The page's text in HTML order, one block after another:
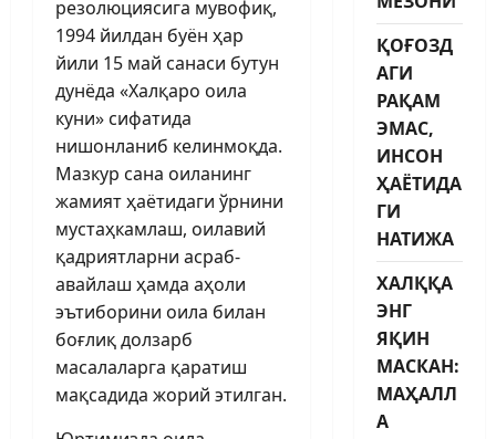
резолюциясига мувофиқ,
1994 йилдан буён ҳар
йили 15 май санаси бутун
дунёда «Халқаро оила
куни» сифатида
нишонланиб келинмоқда.
Мазкур сана оиланинг
жамият ҳаётидаги ўрнини
мустаҳкамлаш, оилавий
қадриятларни асраб-
авайлаш ҳамда аҳоли
эътиборини оила билан
боғлиқ долзарб
масалаларга қаратиш
мақсадида жорий этилган.
ҚОҒОЗД
АГИ
РАҚАМ
ЭМАС,
ИНСОН
ҲАЁТИДА
ГИ
НАТИЖА
ХАЛҚҚА
ЭНГ
ЯҚИН
МАСКАН:
МАҲАЛЛ
А